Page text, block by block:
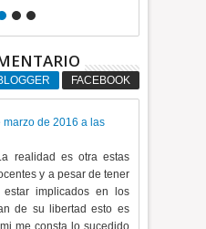
FACEBOOK
marzo de 2016 a las
realidad es otra estas
y a pesar de tener
implicados en los
de su libertad esto es
me consta lo sucedido